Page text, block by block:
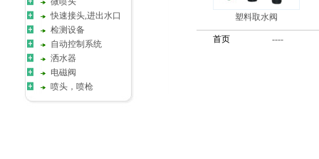
快速接头,进出水口
检测设备
自动控制系统
洒水器
电磁阀
喷头，喷枪
塑料取水阀
首页 ----